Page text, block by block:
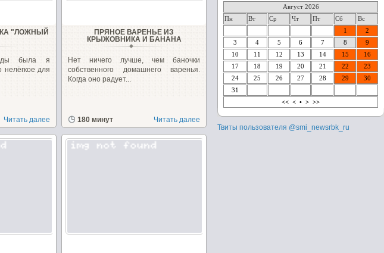
"ЛОЖНЫЙ
была я
нелёгкое для
Читать далее
ПРЯНОЕ ВАРЕНЬЕ ИЗ
КРЫЖОВНИКА И БАНАНА
Нет ничего лучше, чем баночки
собственного домашнего варенья.
Когда оно радует...
180 минут Читать далее
Август 2026
Пн
Вт Ср Чт Пт Сб
Вс
1
2
3
4 5 6 7 8
9
10
11 12 13 14 15
16
17
18 19 20 21 22
23
24
25 26 27 28 29
30
31
<< < • > >>
Твиты пользователя @smi_newsrbk_ru